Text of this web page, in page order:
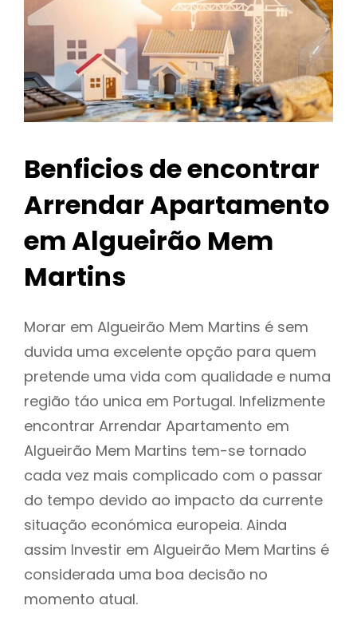
Benficios de encontrar
Arrendar Apartamento
em Algueirão Mem
Martins
Morar em Algueirão Mem Martins é sem
duvida uma excelente opção para quem
pretende uma vida com qualidade e numa
região táo unica em Portugal. Infelizmente
encontrar Arrendar Apartamento em
Algueirão Mem Martins tem-se tornado
cada vez mais complicado com o passar
do tempo devido ao impacto da currente
situação económica europeia. Ainda
assim Investir em Algueirão Mem Martins é
considerada uma boa decisão no
momento atual.